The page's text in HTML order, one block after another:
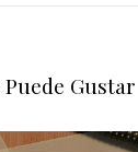
Gustar